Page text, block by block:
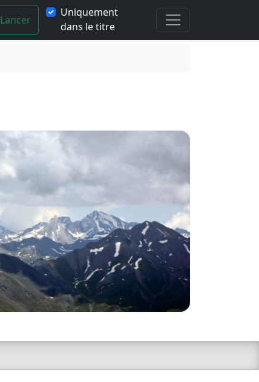
Lancer
Uniquement
dans le titre